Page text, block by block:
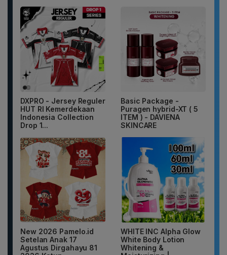
DXPRO - Jersey Reguler
HUT RI Kemerdekaan
Indonesia Collection
Drop 1...
Basic Package -
Puragen hybrid-XT ( 5
ITEM ) - DAVIENA
SKINCARE
New 2026 Pamelo.id
Setelan Anak 17
Agustus Dirgahayu 81
WHITE INC Alpha Glow
White Body Lotion
Whitening &